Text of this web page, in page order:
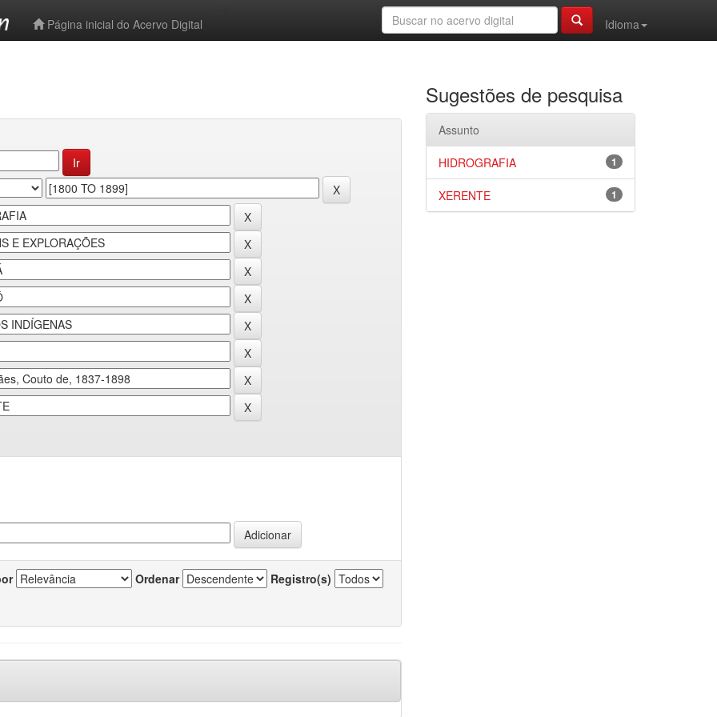
Página inicial do Acervo Digital
Idioma
Ordenar Registro(s)
Sugestões de pesquisa
Assunto
1
HIDROGRAFIA
1
XERENTE